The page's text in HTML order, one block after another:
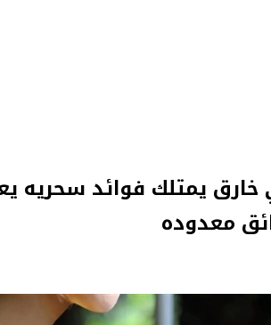
يمتلك فوائد سحريه
معدوده